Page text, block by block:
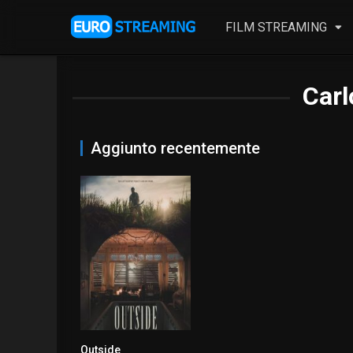
FILM STREAMING
Aggiunto recentemente
Outside